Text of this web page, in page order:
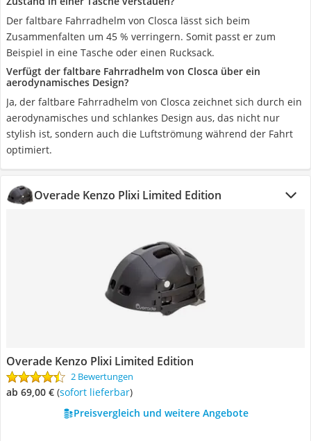
Der faltbare Fahrradhelm von Closca lässt sich beim
Zusammenfalten um 45 % verringern. Somit passt er zum
Beispiel in eine Tasche oder einen Rucksack.
Verfügt der faltbare Fahrradhelm von Closca über ein
aerodynamisches Design?
Ja, der faltbare Fahrradhelm von Closca zeichnet sich durch ein
aerodynamisches und schlankes Design aus, das nicht nur
stylish ist, sondern auch die Luftströmung während der Fahrt
optimiert.
Overade Kenzo Plixi Limited Edition
Overade Kenzo Plixi Limited Edition
2 Bewertungen
ab 69,00 € ( Sofort lieferbar)
Preisvergleich und weitere Angebote